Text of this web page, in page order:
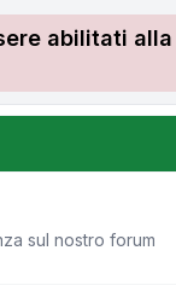
abilitati
sul nostro forum